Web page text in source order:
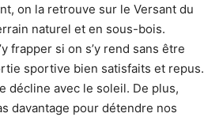
on la retrouve sur le Versant du
naturel et en sous-bois.
frapper si on s’y rend sans être
sportive bien satisfaits et repus.
décline avec le soleil. De plus,
davantage pour détendre nos